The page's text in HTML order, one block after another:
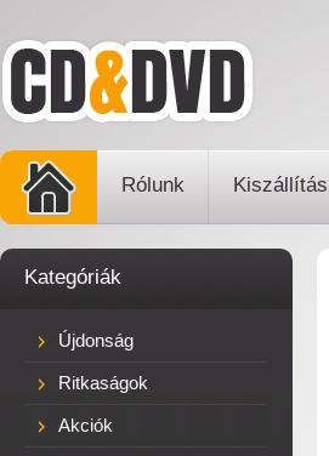
Rólunk Kiszállítás
Kategóriák
Újdonság
Ritkaságok
Akciók